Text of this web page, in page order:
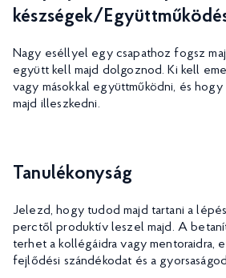
készségek/
Nagy eséllyel egy csapathoz fogsz
együtt kell majd dolgoznod. Ki kell
vagy másokkal együttműködni, és
majd illeszkedni.
Tanulékonyság
Jelezd, hogy tudod majd tartani a
perctől produktív leszel majd. A
terhet a kollégáidra vagy mentoraidra,
fejlődési szándékodat és a